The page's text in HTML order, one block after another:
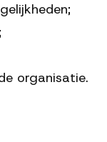
organisatie.